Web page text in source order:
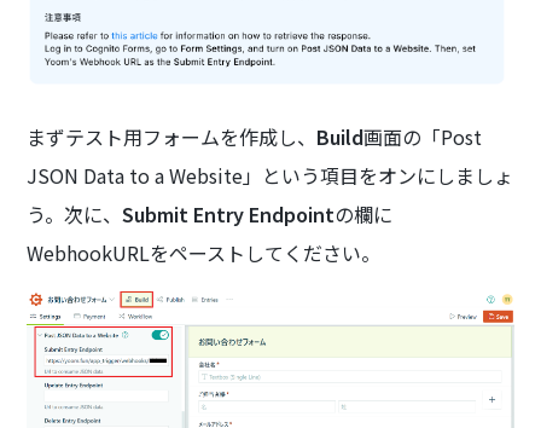
まずテスト用フォームを作成し、 Build画面の「Post
JSON Data to a Website」という項目をオンにしましょ
う。次に、Submit Entry Endpointの欄に
WebhookURLをペーストしてください。